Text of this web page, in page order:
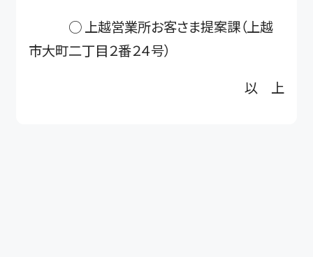
○ 上越営業所お客さま提案課（上越
市大町二丁目２番２４号）
以 上